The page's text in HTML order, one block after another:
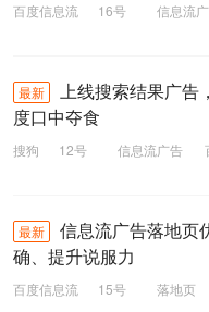
百度信息流 16号
信息流
最新
上线搜索结果广告
度口中夺食
搜狗 12号 信息流广告
最新
信息流广告落地页
确、提升说服力
百度信息流 15号
落地页